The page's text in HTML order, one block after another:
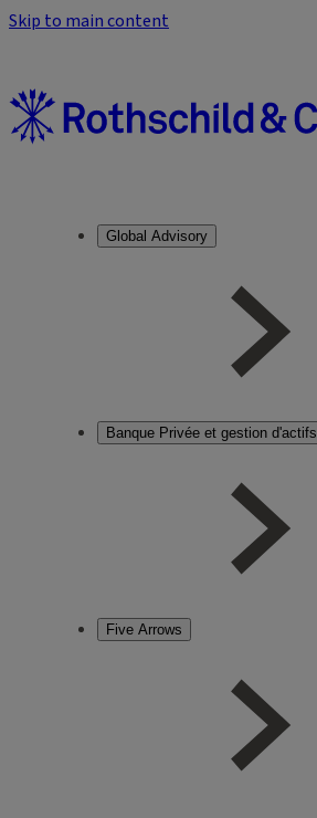
Skip to main content
Global Advisory
Banque Privée et gestion d'actifs
Five Arrows